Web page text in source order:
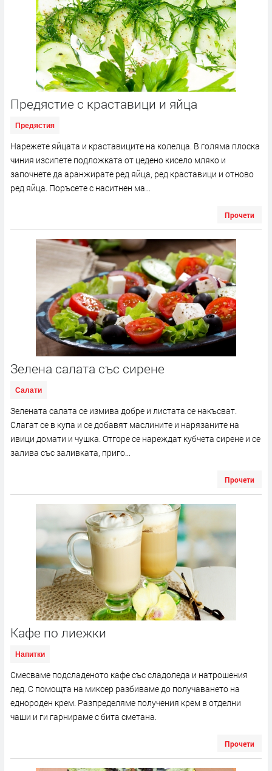
Предястие с краставици и яйца
Предястия
Нарежете яйцата и краставиците на колелца. В голяма плоска
чиния изсипете подложката от цедено кисело мляко и
започнете да аранжирате ред яйца, ред краставици и отново
ред яйца. Поръсете с наситнен ма...
Прочети
Зелена салата със сирене
Салати
Зелената салата се измива добре и листата се накъсват.
Слагат се в купа и се добавят маслините и нарязаните на
ивици домати и чушка. Отгоре се нареждат кубчета сирене и се
залива със заливката, приго...
Прочети
Кафе по лиежки
Напитки
Смесваме подсладеното кафе със сладоледа и натрошения
лед. С помощта на миксер разбиваме до получаването на
еднороден крем. Разпределяме получения крем в отделни
чаши и ги гарнираме с бита сметана.
Прочети